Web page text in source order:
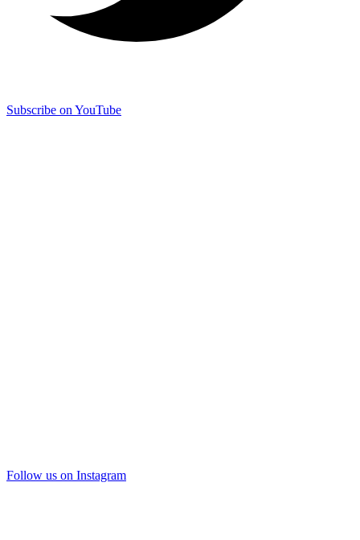
Subscribe on YouTube
Follow us on Instagram